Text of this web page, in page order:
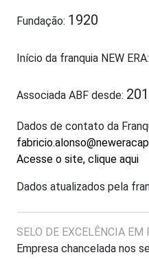
Fundação: 1920
Início da franquia NEW ERA:
Associada ABF desde:
Dados de contato da
Acesse o site, clique aqui
Dados atualizados pela
SELO DE EXCELÊNCIA EM
Empresa chancelada nos